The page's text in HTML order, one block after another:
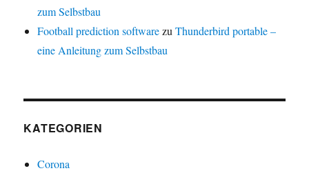
zum Selbstbau
Football prediction softwarezuThunderbird portable –
eine Anleitung zum Selbstbau
KATEGORIEN
Corona